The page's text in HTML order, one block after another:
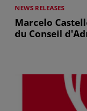
NEWS RELEASES
Marcelo
du Conseil